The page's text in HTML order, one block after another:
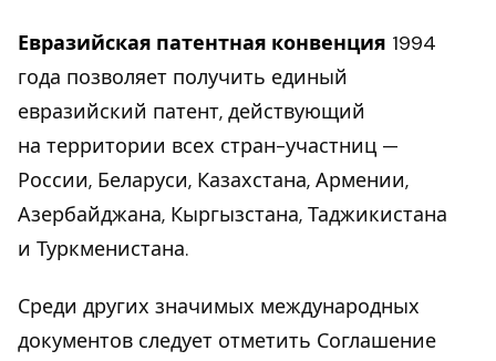
Евразийская патентная конвенция 1994
года позволяет получить единый
евразийский патент, действующий
на территории всех стран-участниц —
России, Беларуси, Казахстана, Армении,
Азербайджана, Кыргызстана, Таджикистана
и Туркменистана.
Среди других значимых международных
документов следует отметить Соглашение